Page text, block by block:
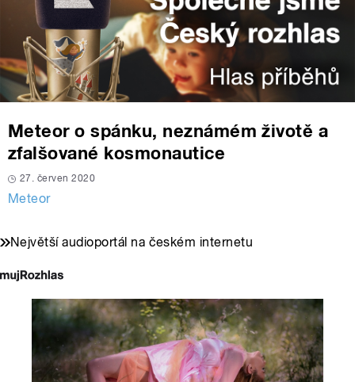
Meteor o spánku, neznámém životě a
zfalšované kosmonautice
27. červen 2020
Meteor
Největší audioportál na českém internetu